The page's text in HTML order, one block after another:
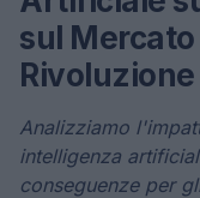
sul
Analizziamo
intelligenza
conseguenze per